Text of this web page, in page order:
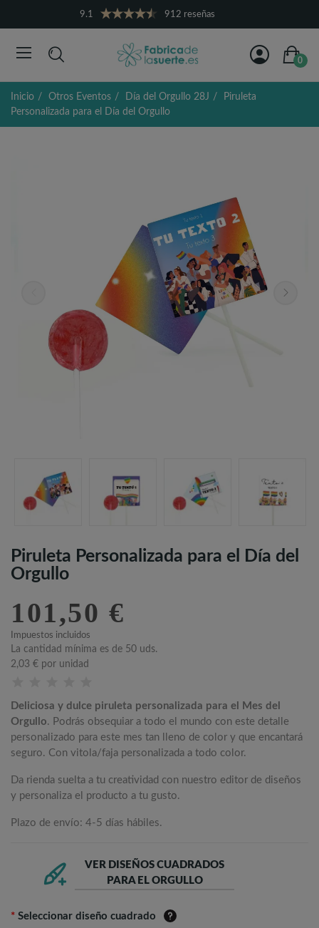
9.1 912 reseñas
0
Inicio Otros Eventos Día del Orgullo 28J
Piruleta
Personalizada para el Día del Orgullo
Piruleta Personalizada para el Día del
Orgullo
101,50 €
Impuestos incluidos
La cantidad mínima es de 50 uds.
2,03 € por unidad
Deliciosa y dulce piruleta personalizada para el Mes del
Orgullo. Podrás obsequiar a todo el mundo con este detalle
personalizado para este mes tan lleno de color y que encantará
seguro. Con vitola/faja personalizada a todo color.
Da rienda suelta a tu creatividad con nuestro editor de diseños
y personaliza el producto a tu gusto.
Plazo de envío: 4-5 días hábiles.
VER DISEÑOS CUADRADOS
PARA EL ORGULLO
* Seleccionar diseño cuadrado